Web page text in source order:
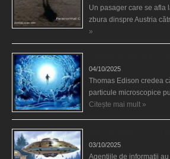
Un pasager care se afla
zbura dinspre Austria
»
04/10/2025
Thomas Edison credea
particule microscopice
Citește mai mult »
03/10/2025
Agenţiile de informaţii